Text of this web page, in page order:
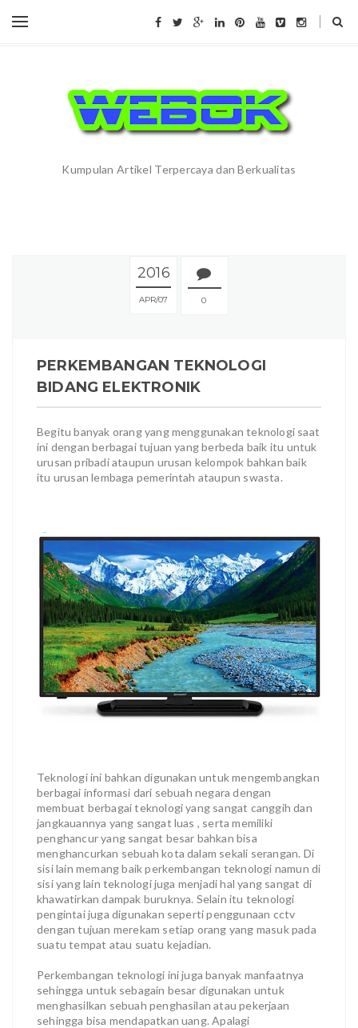
Kumpulan Artikel Terpercaya dan Berkualitas
2016
APR 07 0
PERKEMBANGAN TEKNOLOGI
BIDANG ELEKTRONIK
Begitu banyak orang yang menggunakan teknologi saat
ini dengan berbagai tujuan yang berbeda baik itu untuk
urusan pribadi ataupun urusan kelompok bahkan baik
itu urusan lembaga pemerintah ataupun swasta.
Teknologi ini bahkan digunakan untuk mengembangkan
berbagai informasi dari sebuah negara dengan
membuat berbagai teknologi yang sangat canggih dan
jangkauannya yang sangat luas , serta memiliki
penghancur yang sangat besar bahkan bisa
menghancurkan sebuah kota dalam sekali serangan. Di
sisi lain memang baik perkembangan teknologi namun di
sisi yang lain teknologi juga menjadi hal yang sangat di
khawatirkan dampak buruknya. Selain itu teknologi
pengintai juga digunakan seperti penggunaan cctv
dengan tujuan merekam setiap orang yang masuk pada
suatu tempat atau suatu kejadian.
Perkembangan teknologi ini juga banyak manfaatnya
sehingga untuk sebagain besar digunakan untuk
menghasilkan sebuah penghasilan atau pekerjaan
sehingga bisa mendapatkan uang. Apalagi